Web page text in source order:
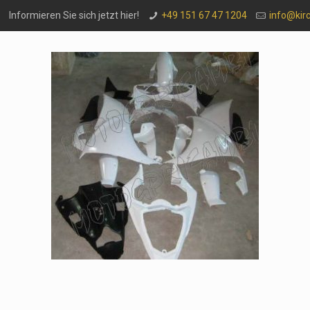
Informieren Sie sich jetzt hier! +49 151 67 47 1204